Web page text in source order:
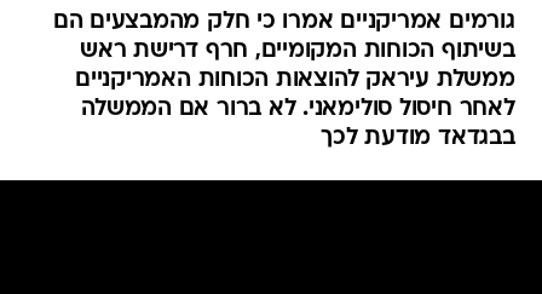
גורמים אמריקניים אמרו כי חלק מהמבצעים הם
בשיתוף הכוחות המקומיים, חרף דרישת ראש
ממשלת עיראק להוצאות הכוחות האמריקניים
לאחר חיסול סולימאני. לא ברור אם הממשלה
בבגדאד מודעת לכך